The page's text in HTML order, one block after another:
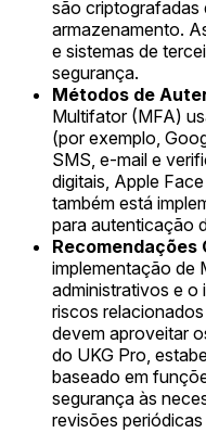
são criptografadas
armazenamento.
e sistemas de
segurança.
Métodos de
Multifator (MFA)
(por exemplo,
SMS, e-mail e
digitais, Apple
também está
para autenticação
Recomendações
implementação de
administrativos e o
riscos
devem aproveitar
do UKG Pro,
baseado em
segurança às
revisões